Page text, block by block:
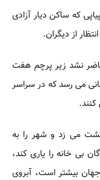
که ساکن دیار آزادی
از دیگران.‏
نشد زیر پرچم هفت
می رسد که در سراسر
گشت می زد و شهر را به
بی خانه را یاری کند،
بیشتر است، آبروی